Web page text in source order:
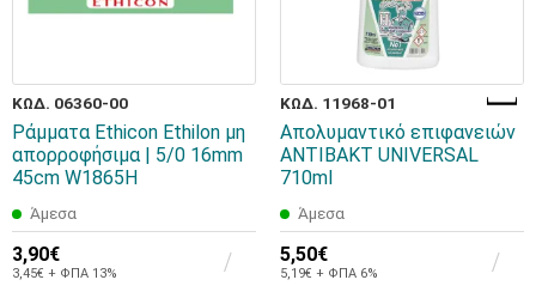
ΚΩΔ. 06360-00
Ράμματα Ethicon Ethilon μη
απορροφήσιμα | 5/0 16mm
45cm W1865H
Άμεσα
3,90€
3,45€ + ΦΠΑ 13%
ΚΩΔ. 11968-01
Απολυμαντικό επιφανειών
ANTIBAKT UNIVERSAL
710ml
Άμεσα
5,50€
5,19€ + ΦΠΑ 6%